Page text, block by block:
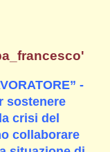
-
sostenere
crisi del
collaborare